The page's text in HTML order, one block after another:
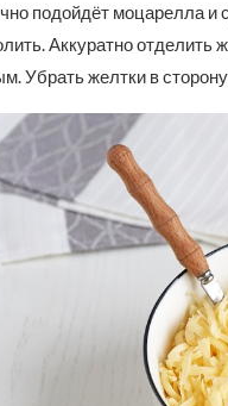
подойдёт моцарелла и
Аккуратно отделить
Убрать желтки в